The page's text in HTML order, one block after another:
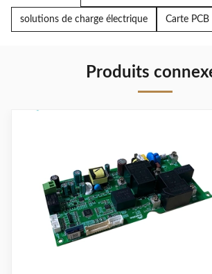
solutions de charge électrique Carte
Produits